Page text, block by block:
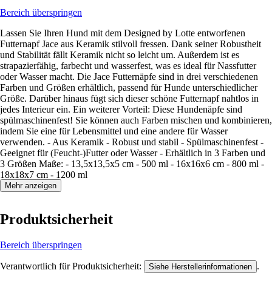
Bereich überspringen
Lassen Sie Ihren Hund mit dem Designed by Lotte entworfenen
Futternapf Jace aus Keramik stilvoll fressen. Dank seiner Robustheit
und Stabilität fällt Keramik nicht so leicht um. Außerdem ist es
strapazierfähig, farbecht und wasserfest, was es ideal für Nassfutter
oder Wasser macht. Die Jace Futternäpfe sind in drei verschiedenen
Farben und Größen erhältlich, passend für Hunde unterschiedlicher
Größe. Darüber hinaus fügt sich dieser schöne Futternapf nahtlos in
jedes Interieur ein. Ein weiterer Vorteil: Diese Hundenäpfe sind
spülmaschinenfest! Sie können auch Farben mischen und kombinieren,
indem Sie eine für Lebensmittel und eine andere für Wasser
verwenden. - Aus Keramik - Robust und stabil - Spülmaschinenfest -
Geeignet für (Feucht-)Futter oder Wasser - Erhältlich in 3 Farben und
3 Größen Maße: - 13,5x13,5x5 cm - 500 ml - 16x16x6 cm - 800 ml -
18x18x7 cm - 1200 ml
Mehr anzeigen
Produktsicherheit
Bereich überspringen
Verantwortlich für Produktsicherheit: Siehe Herstellerinformationen .